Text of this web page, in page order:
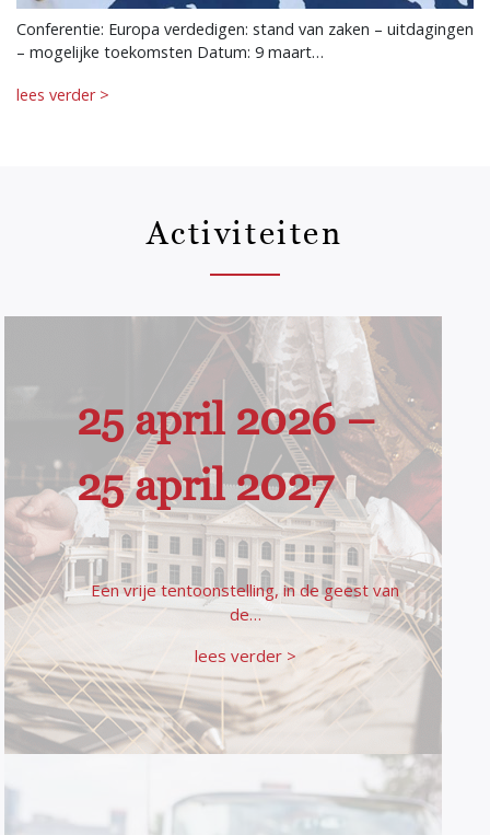
Conferentie: Europa verdedigen: stand van zaken – uitdagingen
– mogelijke toekomsten Datum: 9 maart…
lees verder >
Activiteiten
25 april 2026 –
25 april 2027
Een vrije tentoonstelling, in de geest van
de…
lees verder >